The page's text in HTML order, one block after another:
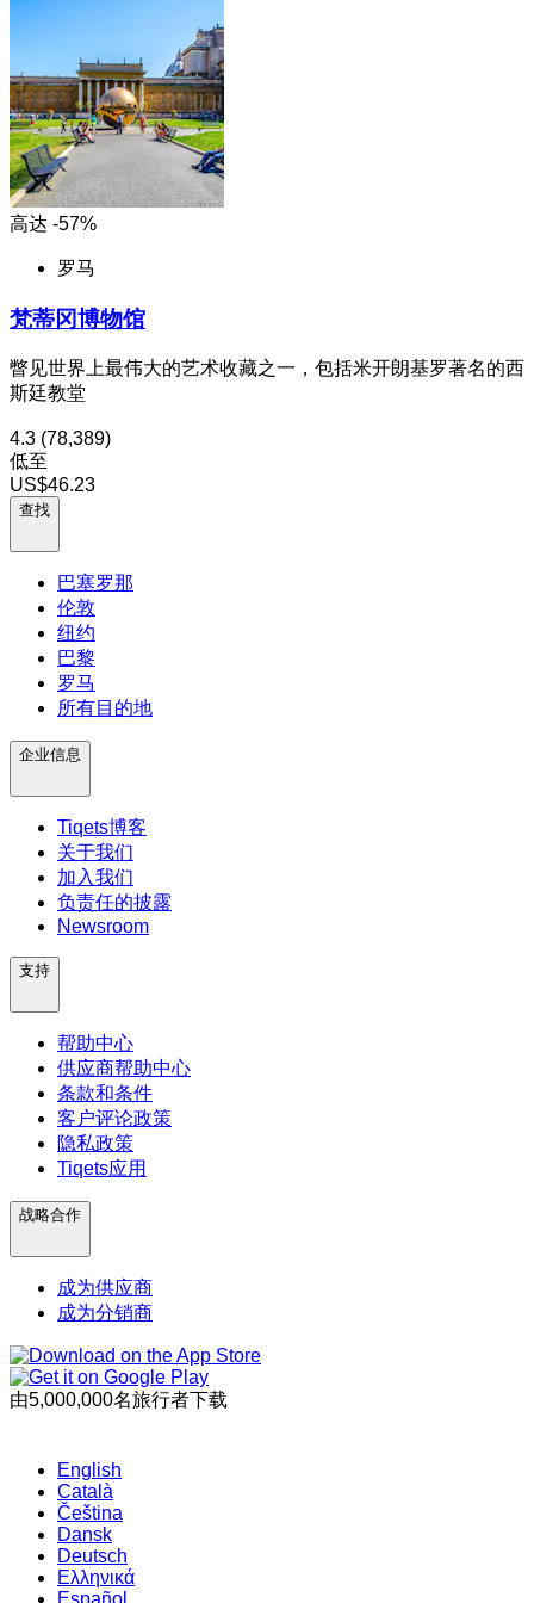
高达 -57%
罗马
梵蒂冈博物馆
瞥见世界上最伟大的艺术收藏之一，包括米开朗基罗著名的西
斯廷教堂
4.3 (78,389)
低至
US$46.23
查找
巴塞罗那
伦敦
纽约
巴黎
罗马
所有目的地
企业信息
Tiqets博客
关于我们
加入我们
负责任的披露
Newsroom
支持
帮助中心
供应商帮助中心
条款和条件
客户评论政策
隐私政策
Tiqets应用
战略合作
成为供应商
成为分销商
由5,000,000名旅行者下载
English
Català
Čeština
Dansk
Deutsch
Ελληνικά